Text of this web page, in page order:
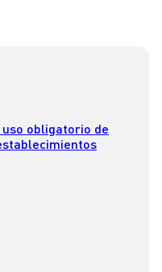
obligatorio de